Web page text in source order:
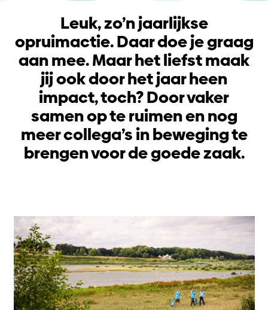
Leuk, zo’n jaarlijkse
opruimactie. Daar doe je graag
aan mee. Maar het liefst maak
jij ook door het jaar heen
impact, toch? Door vaker
samen op te ruimen en nog
meer collega’s in beweging te
brengen voor de goede zaak.